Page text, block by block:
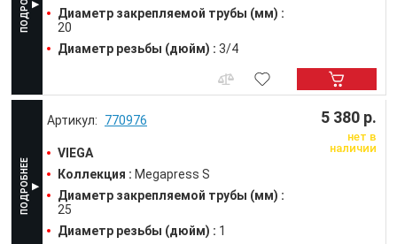
Диаметр закрепляемой трубы (мм) :
20
Диаметр резьбы (дюйм) : 3/4
770976
VIEGA
Коллекция : Megapress S
Диаметр закрепляемой трубы (мм) :
25
Диаметр резьбы (дюйм) : 1
5 380 р.
нет в
наличии